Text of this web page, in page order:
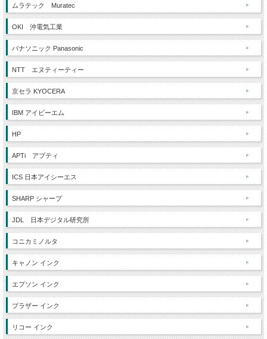
ムラテック Muratec
OKI 沖電気工業
パナソニック Panasonic
NTT エヌティーティー
京セラ KYOCERA
IBM アイビーエム
HP
APTi アプティ
ICS 日本アイシーエス
SHARP シャープ
JDL 日本デジタル研究所
コニカミノルタ
キャノン インク
エプソン インク
ブラザー インク
リコー インク